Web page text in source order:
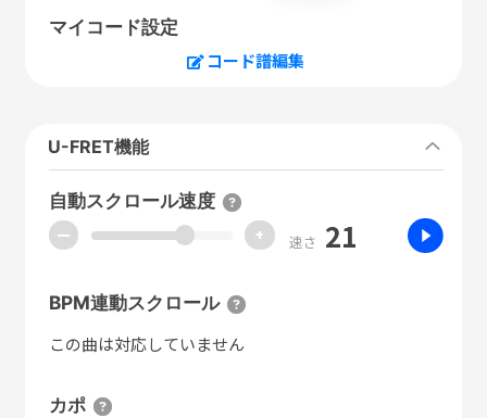
マイコード設定
コード譜編集
U-FRET機能
自動スクロール速度
ー + 速さ 21
BPM連動スクロール
この曲は対応していません
カポ